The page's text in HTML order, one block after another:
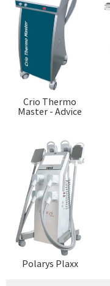
Crio Thermo
Master - Advice
Polarys Plaxx